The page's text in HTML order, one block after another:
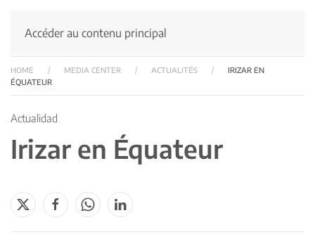
Accéder au contenu principal
HOME MEDIA CENTER ACTUALITÉS
IRIZAR EN
ÉQUATEUR
Actualidad
Irizar en Équateur